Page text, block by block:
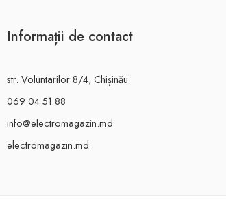
Informații de contact
str. Voluntarilor 8/4, Chișinău
069 04 51 88
info@electromagazin.md
electromagazin.md